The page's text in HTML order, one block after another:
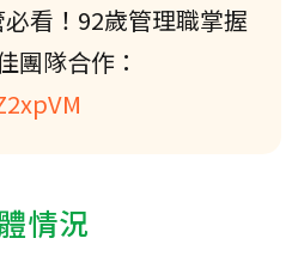
看！92歲管理職掌握
團隊合作：
情況